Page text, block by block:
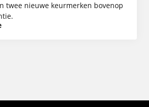
twee nieuwe keurmerken bovenop